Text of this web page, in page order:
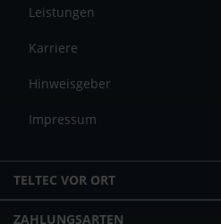
Leistungen
Karriere
Hinweisgeber
Impressum
TELTEC VOR ORT
ZAHLUNGSARTEN